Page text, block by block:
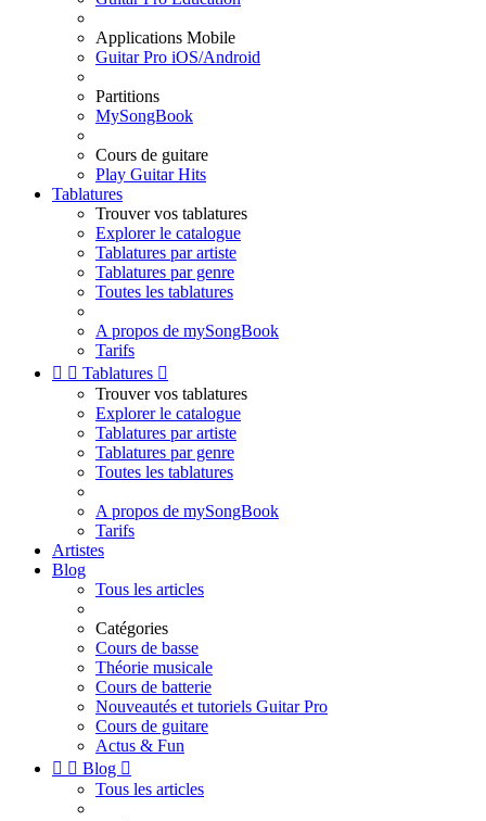
Applications Mobile
Guitar Pro iOS/Android
Partitions
MySongBook
Cours de guitare
Play Guitar Hits
Tablatures
Trouver vos tablatures
Explorer le catalogue
Tablatures par artiste
Tablatures par genre
Toutes les tablatures
A propos de mySongBook
Tarifs
  Tablatures 
Trouver vos tablatures
Explorer le catalogue
Tablatures par artiste
Tablatures par genre
Toutes les tablatures
A propos de mySongBook
Tarifs
Artistes
Blog
Tous les articles
Catégories
Cours de basse
Théorie musicale
Cours de batterie
Nouveautés et tutoriels Guitar Pro
Cours de guitare
Actus & Fun
  Blog 
Tous les articles